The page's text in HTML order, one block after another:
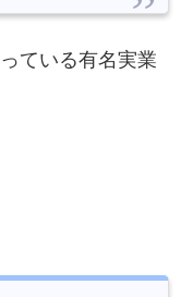
ている有名実業